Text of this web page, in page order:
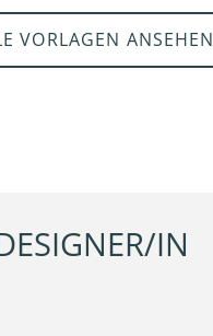
VORLAGEN ANSEHEN
IN